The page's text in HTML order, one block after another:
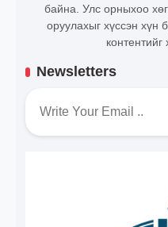
байна. Улс орныхоо
оруулахыг хүссэн хүн
Newsletters